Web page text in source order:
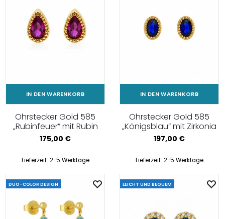
IN DEN WARENKORB
Ohrstecker Gold 585
„Rubinfeuer” mit Rubin
175,00 €
Lieferzeit: 2-5 Werktage
IN DEN WARENKORB
Ohrstecker Gold 585
„Königsblau” mit Zirkonia
197,00 €
Lieferzeit: 2-5 Werktage
DUO-COLOR DESIGN LEICHT UND BEQUEM